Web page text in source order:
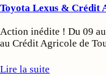
Toyota Lexus & Crédit
Action inédite ! Du 09
au Crédit Agricole de
Lire la suite